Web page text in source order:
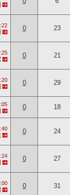
0 23
0 21
0 29
0 18
0 24
0 27
0 31